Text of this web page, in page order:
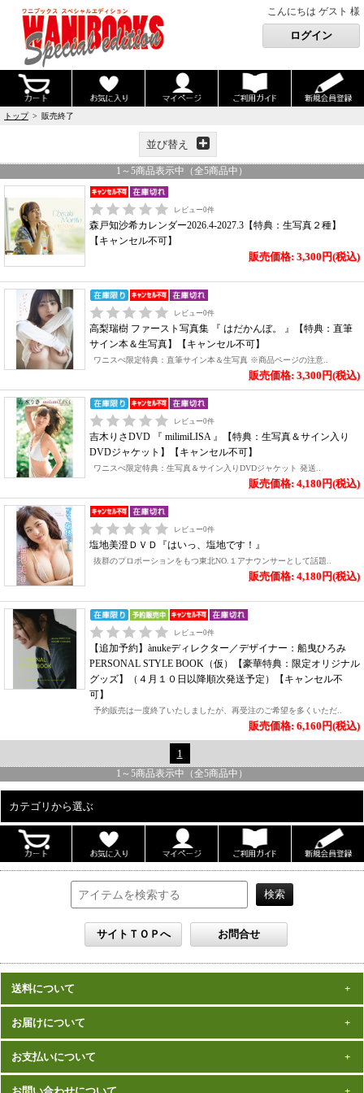
こんにちは ゲスト 様
トップ> 販売終了
並び替え
1 ～ 5商品表示中（全5商品中）
レビュー0件
森戸知沙希カレンダー2026.4-2027.3【特典：生写真２種】
【キャンセル不可】
販売価格: 3,300円(税込)
レビュー0件
高梨瑞樹 ファースト写真集 『 はだかんぼ。 』【特典：直筆
サイン本＆生写真】【キャンセル不可】
ワニスぺ限定特典：直筆サイン本＆生写真 ※商品ページの注意..
販売価格: 3,300円(税込)
レビュー0件
吉木りさDVD 『 milimiLISA 』【特典：生写真＆サイン入り
DVDジャケット】【キャンセル不可】
ワニスぺ限定特典：生写真＆サイン入りDVDジャケット 発送..
販売価格: 4,180円(税込)
レビュー0件
塩地美澄ＤＶＤ『はいっ、塩地です！』
抜群のプロポーションをもつ東北NO.１アナウンサーとして話題..
販売価格: 4,180円(税込)
レビュー0件
【追加予約】ànukeディレクター／デザイナー：船曳ひろみ
PERSONAL STYLE BOOK（仮）【豪華特典：限定オリジナル
グッズ】（４月１０日以降順次発送予定）【キャンセル不
可】
予約販売は一度終了いたしましたが、再受注のご希望を多くいただ..
販売価格: 6,160円(税込)
1
1 ～ 5商品表示中（全5商品中）
カテゴリから選ぶ
ALL
男性写真集
雑誌
送料について
数量、価格に関わらず
※沖縄の送料は1,500円となります。
※商品により諸事情で金額が変更する場合もございます。
※同梱不可の商品もございますのでご注意ください。
お届けについて
在庫がある商品につきましては、
お届けとなります。
発売（予定）日
お支払いについて